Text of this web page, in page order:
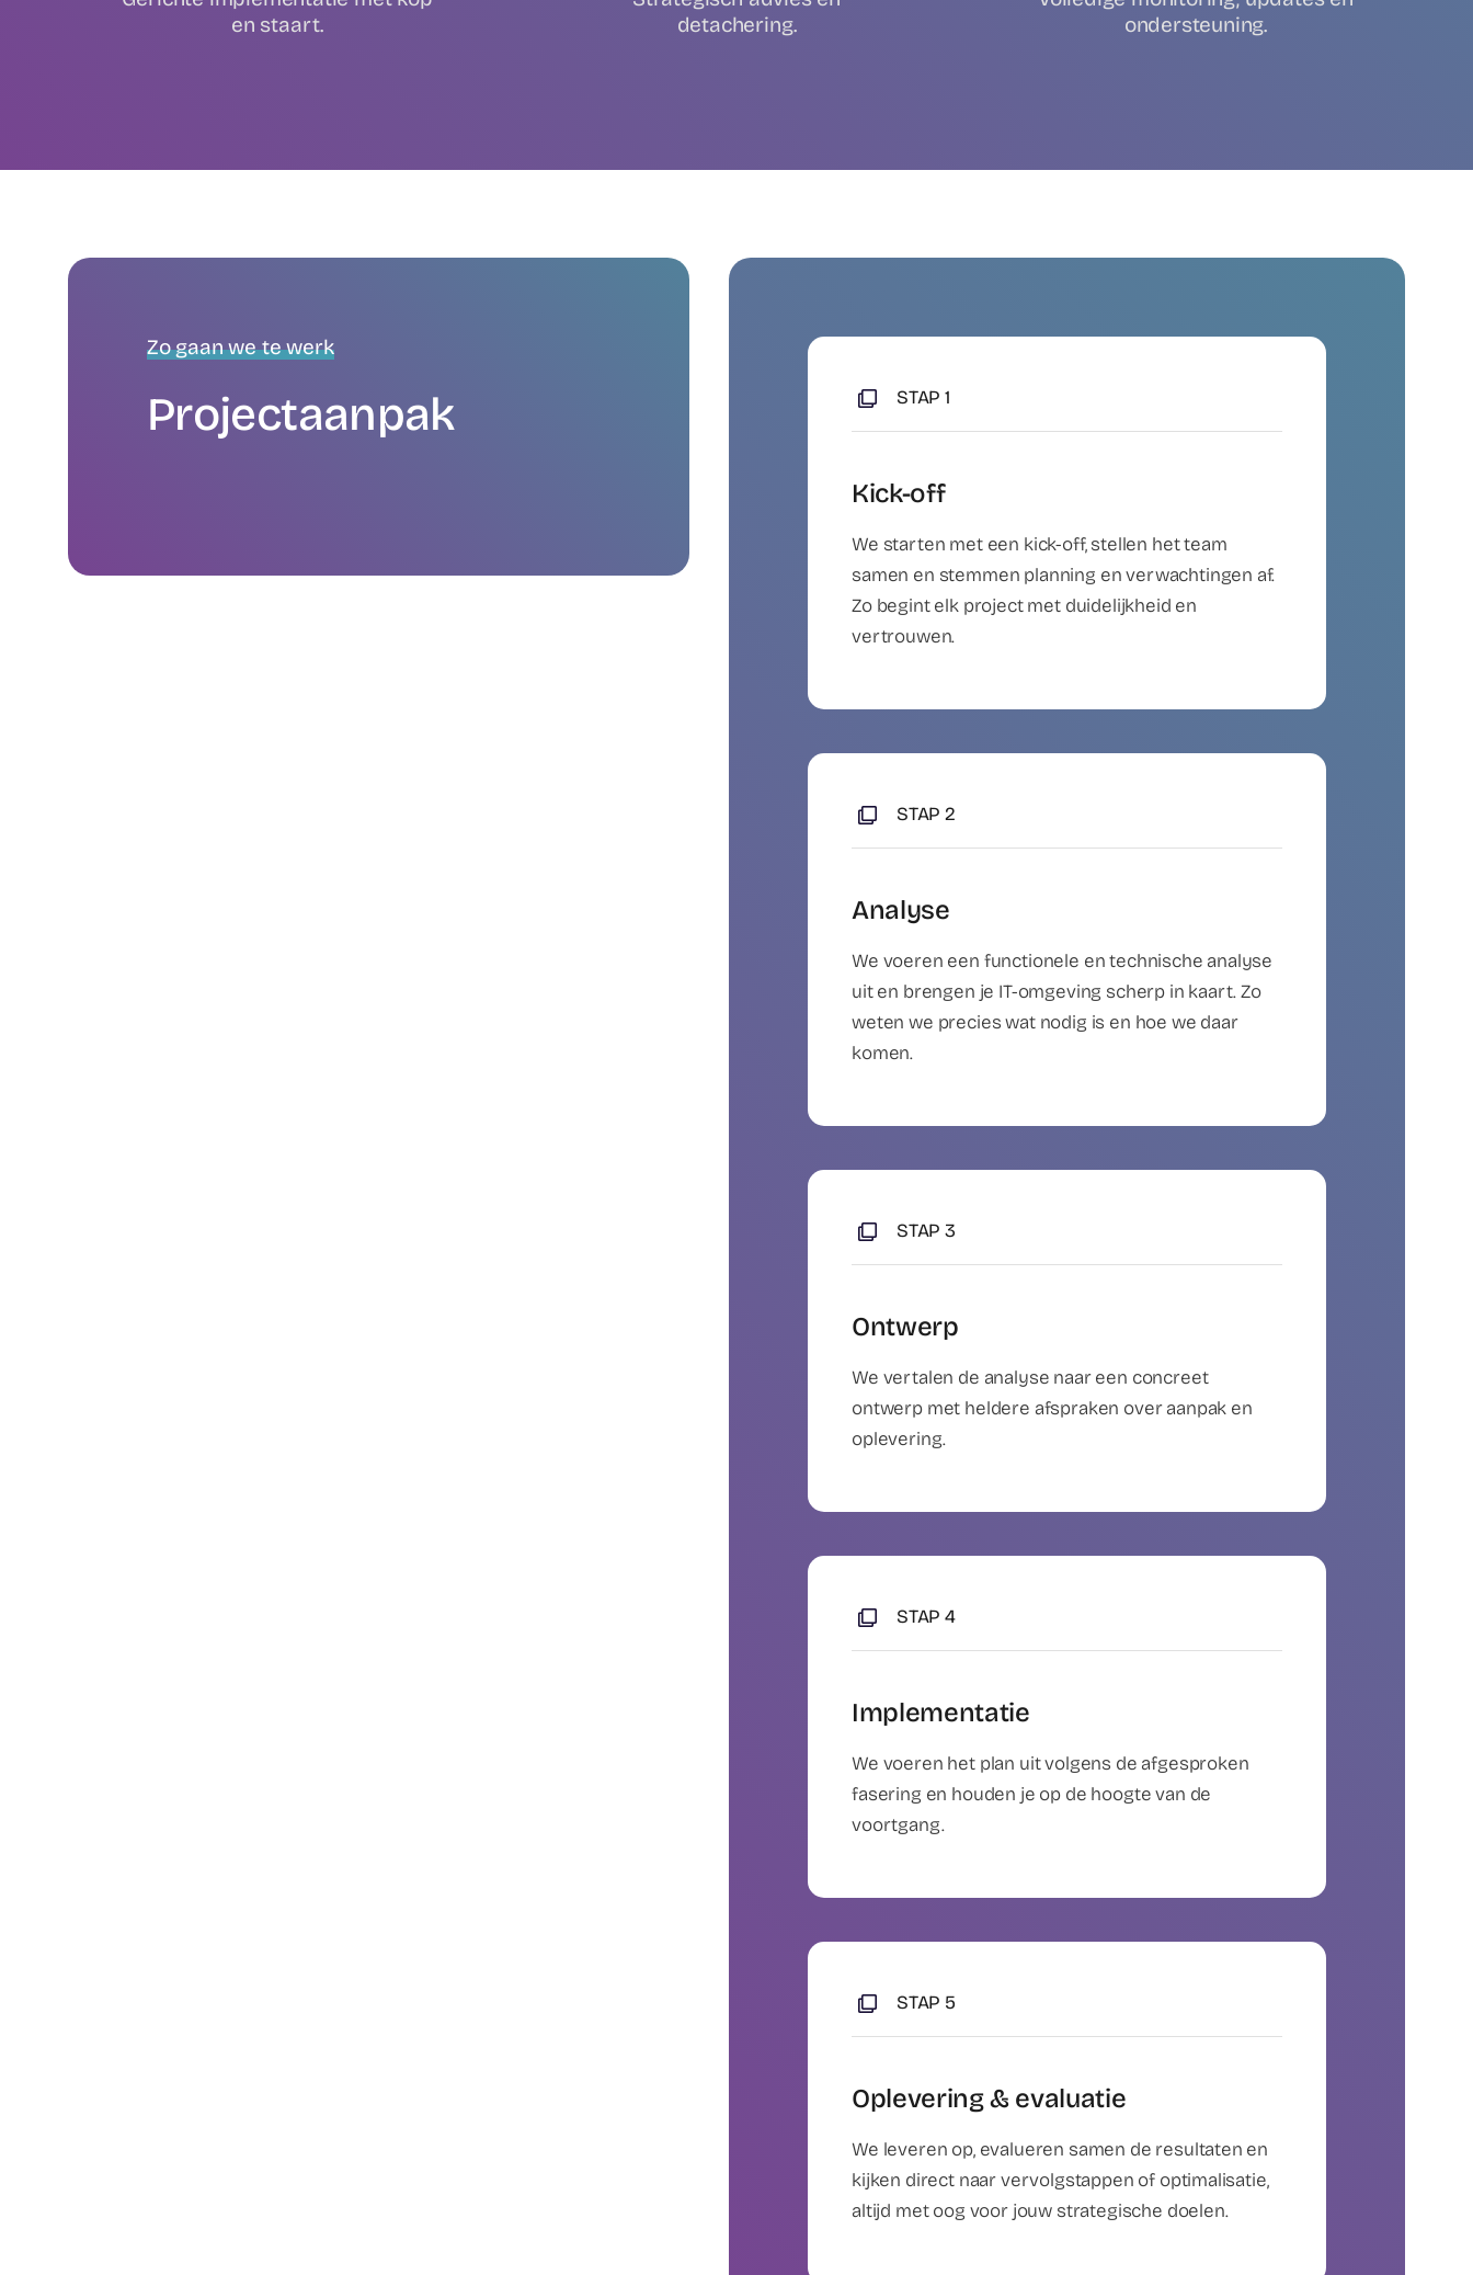
en staart.
detachering.
ondersteuning.
Zo gaan we te werk
Projectaanpak STAP 1
Kick-off
We starten met een kick-off, stellen het team
samen en stemmen planning en verwachtingen af.
Zo begint elk project met duidelijkheid en
vertrouwen.
STAP 2
Analyse
We voeren een functionele en technische analyse
uit en brengen je IT-omgeving scherp in kaart. Zo
weten we precies wat nodig is en hoe we daar
komen.
STAP 3
Ontwerp
We vertalen de analyse naar een concreet
ontwerp met heldere afspraken over aanpak en
oplevering.
STAP 4
Implementatie
We voeren het plan uit volgens de afgesproken
fasering en houden je op de hoogte van de
voortgang.
STAP 5
Oplevering & evaluatie
We leveren op, evalueren samen de resultaten en
kijken direct naar vervolgstappen of optimalisatie,
altijd met oog voor jouw strategische doelen.